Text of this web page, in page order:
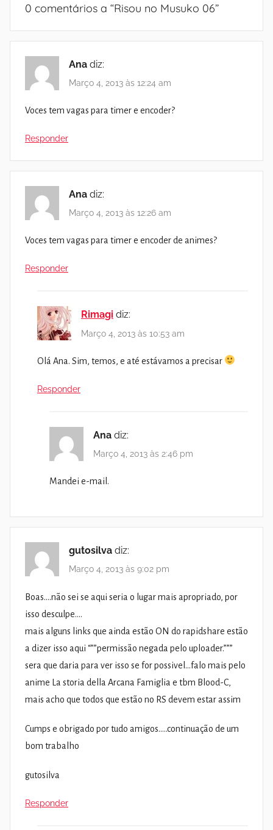
0 comentários a “Risou no Musuko 06”
Ana diz:
Março 4, 2013 às 12:24 am
Voces tem vagas para timer e encoder?
Responder
Ana diz:
Março 4, 2013 às 12:26 am
Voces tem vagas para timer e encoder de animes?
Responder
Rimagi diz:
Março 4, 2013 às 10:53 am
Olá Ana. Sim, temos, e até estávamos a precisar
Responder
Ana diz:
Março 4, 2013 às 2:46 pm
Mandei e-mail.
gutosilva diz:
Março 4, 2013 às 9:02 pm
Boas….não sei se aqui seria o lugar mais apropriado, por
isso desculpe….
mais alguns links que ainda estão ON do rapidshare estão
a dizer isso aqui “””permissão negada pelo uploader.”””
sera que daria para ver isso se for possivel…falo mais pelo
anime La storia della Arcana Famiglia e tbm Blood-C,
mais acho que todos que estão no RS devem estar assim
Cumps e obrigado por tudo amigos…..continuação de um
bom trabalho
gutosilva
Responder